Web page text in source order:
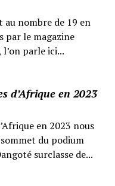
nombre de 19 en
par le magazine
parle ici...
d’Afrique en 2023
en 2023 nous
du podium
surclasse de...